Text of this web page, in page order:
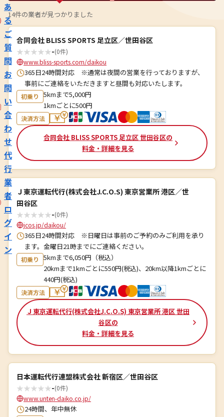
あ
る
ご
質
問
お
問
い
合
わ
せ
代
行
業
者
ロ
グ
イ
ン
14件の業者が見つかりました
合同会社 BLISS SPORTS 足立区／世田谷区
★★★★★-(0件)
www.bliss-sports.com/daikou
365日24時間対応 ※通常は夜間の営業を行っておりますが、
事前にご連絡をいただきますと昼間も対応いたします。
初乗り
5kmまで5,000円
1kmごとに500円
決済方法
合同会社 BLISS SPORTS 足立区 世田谷区の
料金・詳細を見る
Ｊ東京運転代行(株式会社J.C.O.S) 東京営業所 港区／世
田谷区
★★★★★-(0件)
jcos.jp/daikou/
365日24時間対応 ※日曜日は事前のご予約のみご利用を承り
ます。金曜日21時までにご連絡ください。
初乗り
5kmまで6,050円（税込）
20kmまで1kmごとに550円(税込)、20km以降1kmごとに
440円(税込)
決済方法
Ｊ東京運転代行(株式会社J.C.O.S) 東京営業所 港区 世田
谷区の
料金・詳細を見る
日本運転代行連盟株式会社 新宿区／世田谷区
★★★★★-(0件)
www.unten-daiko.co.jp/
24時間、年中無休